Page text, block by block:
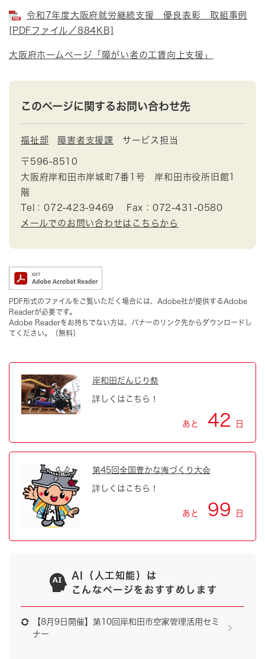
令和7年度大阪府就労継続支援 優良表彰 取組事例
[PDFファイル／884KB]
大阪府ホームページ「障がい者の工賃向上支援」
このページに関するお問い合わせ先
福祉部 障害者支援課 サービス担当
〒596-8510
大阪府岸和田市岸城町7番1号 岸和田市役所旧館1
階
Tel：072-423-9469
Fax：072-431-0580
メールでのお問い合わせはこちらから
PDF形式のファイルをご覧いただく場合には、Adobe社が提供するAdobe
Readerが必要です。
Adobe Readerをお持ちでない方は、バナーのリンク先からダウンロードし
てください。（無料）
岸和田だんじり祭
詳しくはこちら！
あと 42 日
第45回全国豊かな海づくり大会
詳しくはこちら！
あと 99 日
AI（人工知能）は
こんなページをおすすめします
【8月9日開催】第10回岸和田市空家管理活用セミ
ナー